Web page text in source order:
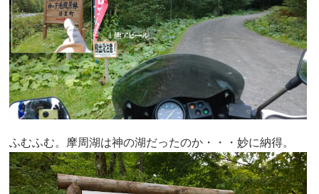
ふむふむ。摩周湖は神の湖だったのか・・・妙に納得。